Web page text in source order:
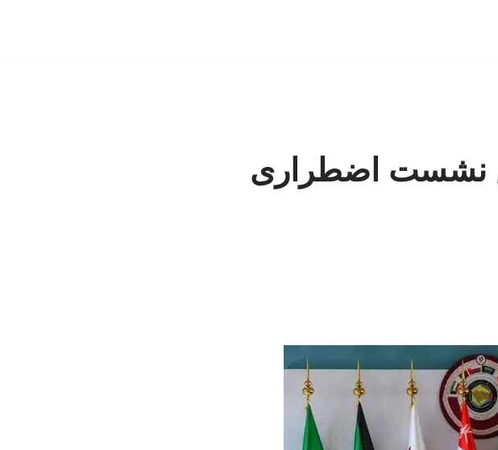
نشست اضطراری